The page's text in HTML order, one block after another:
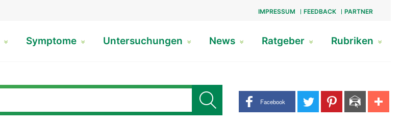
IMPRESSUM FEEDBACK PARTNER
Symptome Untersuchungen News Ratgeber Rubriken
Share buttons
Facebook